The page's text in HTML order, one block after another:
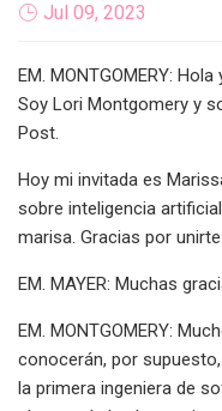
Jul 09, 2023
EM. MONTGOMERY:
Soy Lori Montgomery y
Post.
Hoy mi invitada es
sobre inteligencia
marisa. Gracias por
EM. MAYER: Muchas
EM. MONTGOMERY:
conocerán, por
la primera ingeniera de